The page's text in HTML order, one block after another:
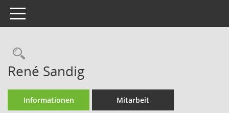
Toggle navigation
Rechercheauswahl
René Sandig
Informationen Mitarbeit